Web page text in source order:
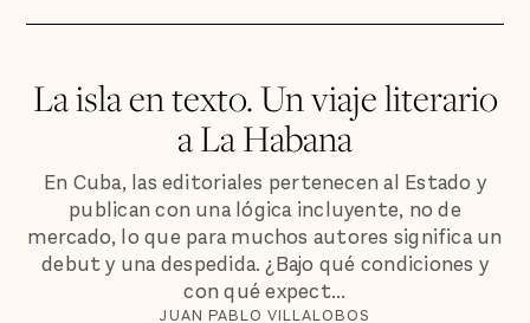
La isla en texto. Un viaje literario
a La Habana
En Cuba, las editoriales pertenecen al Estado y
publican con una lógica incluyente, no de
mercado, lo que para muchos autores significa un
debut y una despedida. ¿Bajo qué condiciones y
con qué expect...
JUAN PABLO VILLALOBOS